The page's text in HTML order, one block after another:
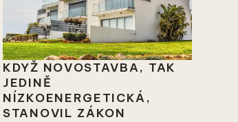
KDYŽ NOVOSTAVBA, TAK
JEDINĚ
NÍZKOENERGETICKÁ,
STANOVIL ZÁKON